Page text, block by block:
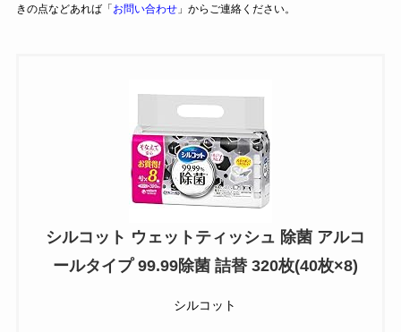
きの点などあれば「お問い合わせ」からご連絡ください。
シルコット ウェットティッシュ 除菌 アルコ
ールタイプ 99.99除菌 詰替 320枚(40枚×8)
シルコット